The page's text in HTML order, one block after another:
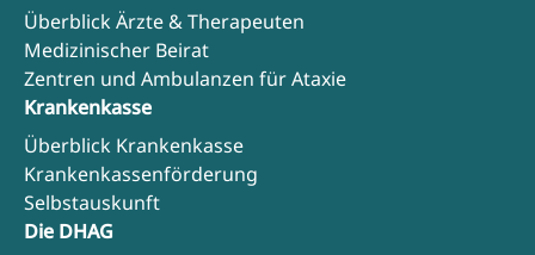
Überblick Ärzte & Therapeuten
Medizinischer Beirat
Zentren und Ambulanzen für Ataxie
Krankenkasse
Überblick Krankenkasse
Krankenkassenförderung
Selbstauskunft
Die DHAG